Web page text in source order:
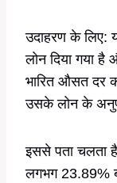
उदाहरण के लिए:
लोन दिया गया
भारित औसत दर
उसके लोन के
इससे पता चलता
लगभग 23.89%